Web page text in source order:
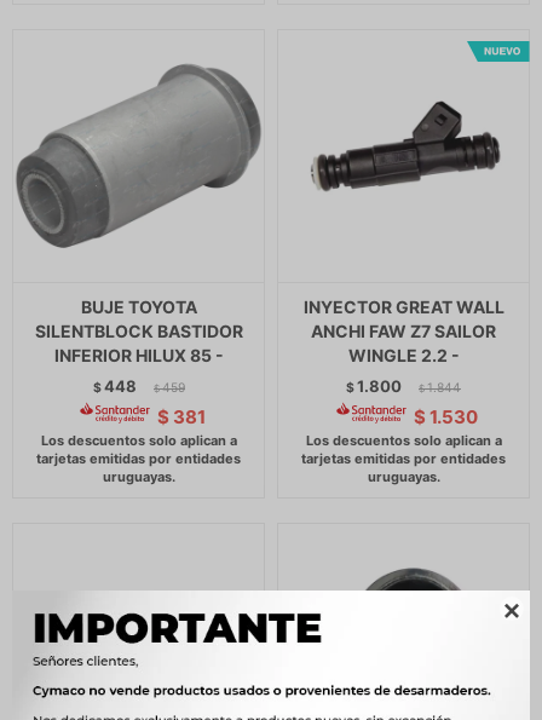

BUJE TOYOTA
SILENTBLOCK BASTIDOR
INFERIOR HILUX 85 -
$448 $ 459
$ 381
INYECTOR GREAT WALL
ANCHI FAW Z7 SAILOR
WINGLE 2.2 -
$1.800 $ 1.844
$ 1.530